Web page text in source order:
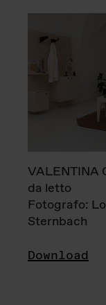
VALENTINA
da letto
Fotografo:
Sternbach
Download